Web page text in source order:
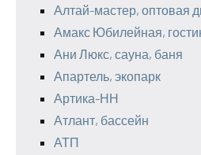
Алтай-мастер, оптовая
Амакс Юбилейная,
Ани Люкс, сауна, баня
Апартель, экопарк
Артика-НН
Атлант, бассейн
АТП